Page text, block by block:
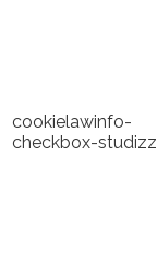
cookielawinfo-
checkbox-studizz